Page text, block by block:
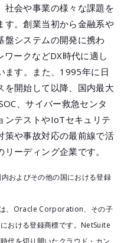
社会や事業の様々な課題を
す。創業当初から金融系や
盤システムの開発に携わ
ワークなどDX時代に適し
ます。また、1995年に日
を開始して以降、国内最大
、サイバー救急センタ
ンテストやIoTセキュリテ
策や事故対応の最前線で活
ーディング企業です。
およびその他の国における登録
、Oracle Corporation、その子
おける登録商標です。NetSuite
代を切り開いたクラウド・カン